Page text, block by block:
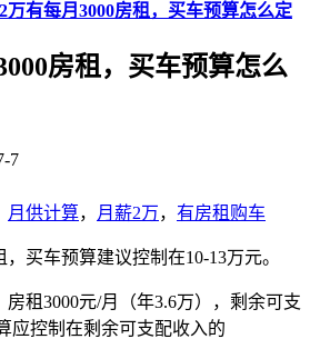
万有每月3000房租，买车预算怎么定
房租，买车预算怎么
7
月供计算， 月薪2万， 有房租购车
买车预算建议控制在10-13万元。
房租3000元/月（年3.6万），剩余可支
应控制在剩余可支配收入的